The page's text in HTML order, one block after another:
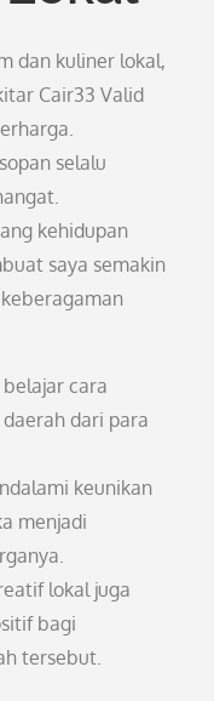
dan kuliner lokal,
Cair33 Valid
selalu
kehidupan
saya semakin
cara
dari para
keunikan
menjadi
lokal juga
bagi
tersebut.